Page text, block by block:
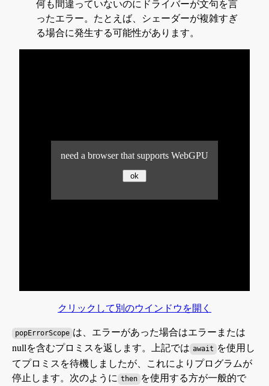
何も間違っていないのにドライバーが文句を言
ったエラー。たとえば、シェーダーが複雑すぎ
る場合に発生する可能性があります。
クリックして別のウインドウを開く
popErrorScope は、エラーがあった場合はエラーまたは
nullを含むプロミスを返します。上記では await を使用し
てプロミスを待機しましたが、これによりプログラムが
停止します。次のように then を使用する方が一般的で